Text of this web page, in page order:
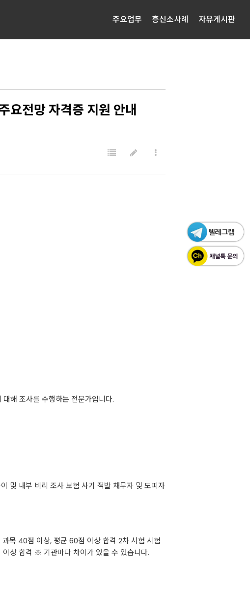
주요업무 흥신소사례 자유게시판
전망 자격증 지원 안내
해 조사를 수행하는 전문가입니다.
및 내부 비리 조사 보험 사기 적발 채무자 및 도피자
목 40점 이상, 평균 60점 이상 합격 2차 시험 시험
상 합격 ※ 기관마다 차이가 있을 수 있습니다.